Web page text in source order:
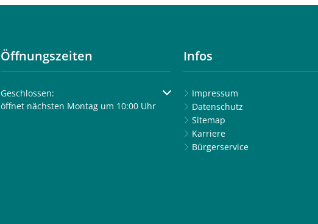
Öffnungszeiten
Klicken, um weitere Öffnungs- oder Schließzeiten auszublenden
Geschlossen:
öffnet nächsten Montag um 10:00 Uhr
Infos
Impressum
Datenschutz
Sitemap
Karriere
Bürgerservice